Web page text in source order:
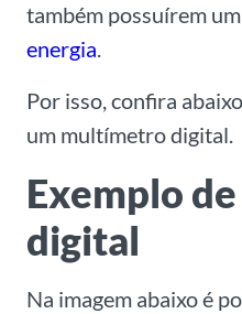
também possuírem
energia.
Por isso, confira
um multímetro digital.
Exemplo
digital
Na imagem abaixo é